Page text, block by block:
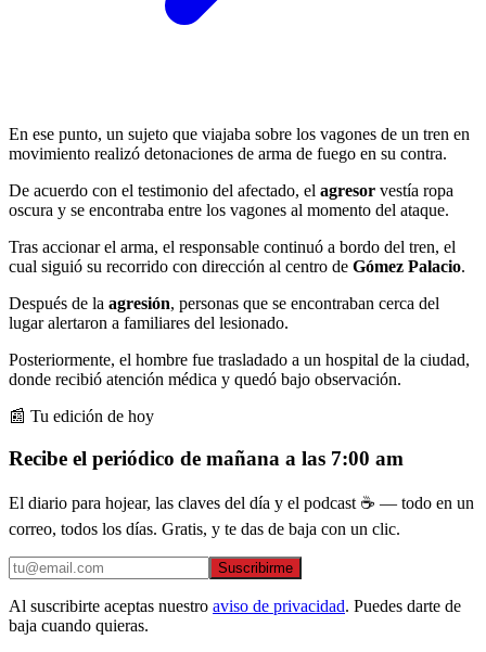
En ese punto, un sujeto que viajaba sobre los vagones de un tren en
movimiento realizó detonaciones de arma de fuego en su contra.
De acuerdo con el testimonio del afectado, el agresor vestía ropa
oscura y se encontraba entre los vagones al momento del ataque.
Tras accionar el arma, el responsable continuó a bordo del tren, el
cual siguió su recorrido con dirección al centro de Gómez Palacio.
Después de la agresión, personas que se encontraban cerca del
lugar alertaron a familiares del lesionado.
Posteriormente, el hombre fue trasladado a un hospital de la ciudad,
donde recibió atención médica y quedó bajo observación.
📰 Tu edición de hoy
Recibe el periódico de mañana a las 7:00 am
El diario para hojear, las claves del día y el podcast ☕ — todo en un
correo, todos los días. Gratis, y te das de baja con un clic.
Suscribirme
Al suscribirte aceptas nuestro aviso de privacidad. Puedes darte de
baja cuando quieras.